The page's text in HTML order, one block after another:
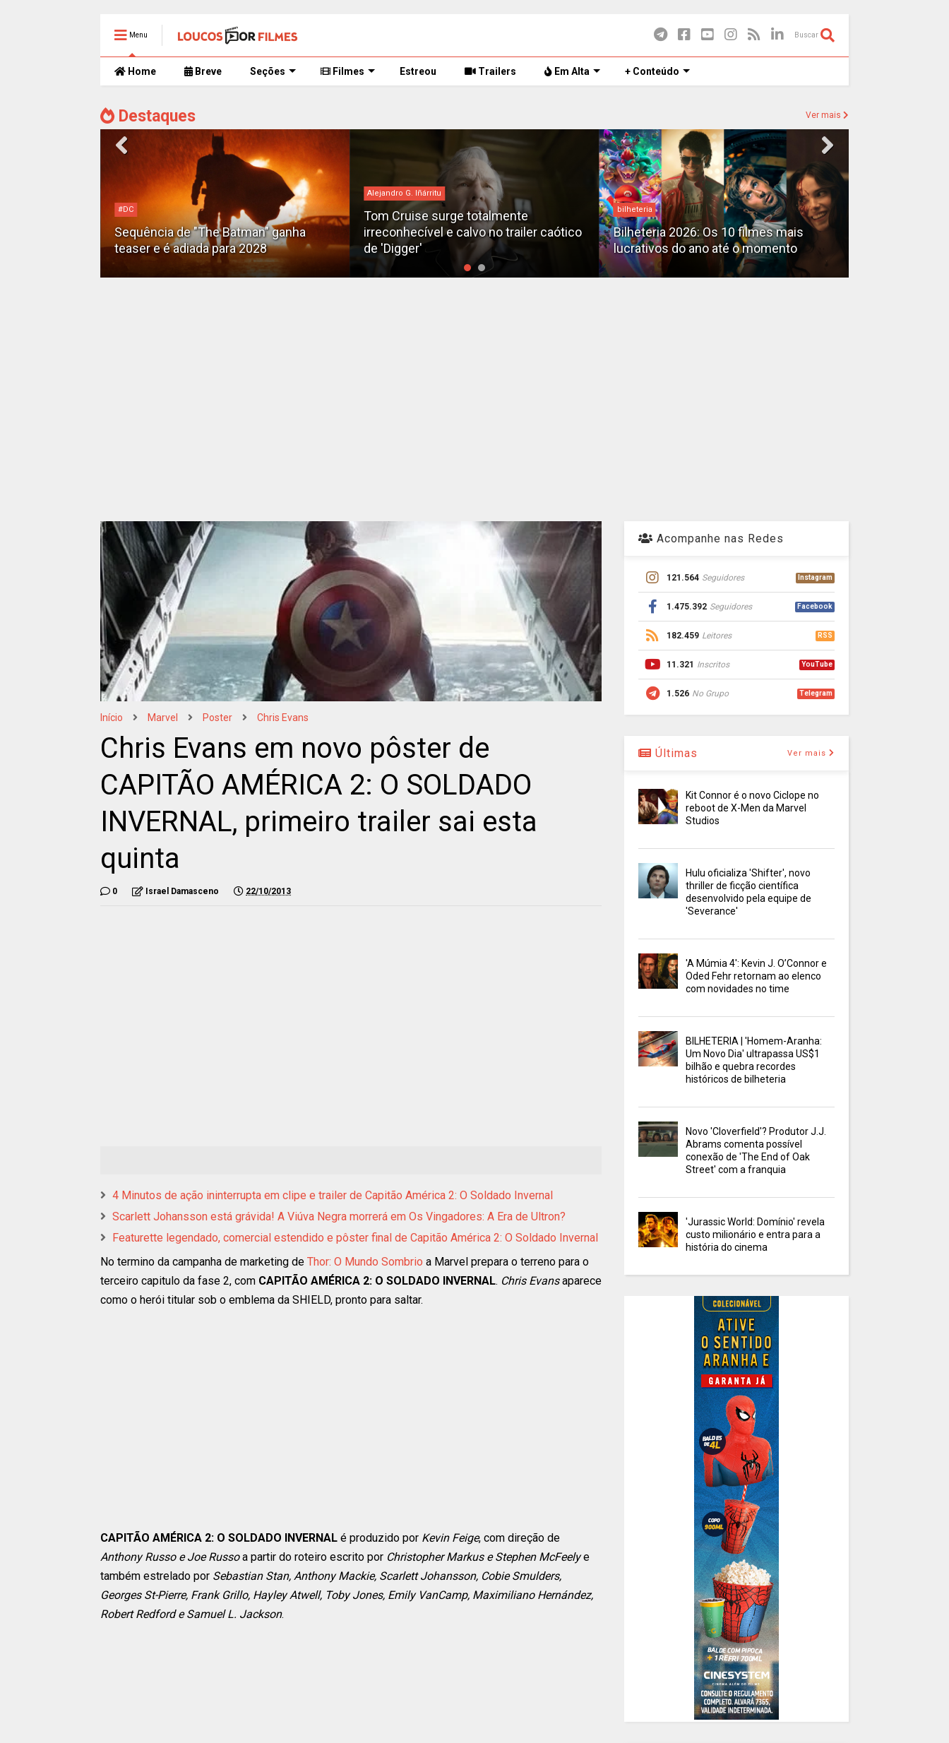
Menu Buscar
Home Breve Seções Filmes Estreou Trailers Em Alta + Conteúdo
Destaques Ver mais
#DC
Sequência de "The Batman" ganha
teaser e é adiada para 2028
Alejandro G. Iñárritu
Tom Cruise surge totalmente
irreconhecível e calvo no trailer caótico
de 'Digger'
bilheteria
Bilheteria 2026: Os 10 filmes mais
lucrativos do ano até o momento
Início Marvel Poster Chris Evans
Chris Evans em novo pôster de
CAPITÃO AMÉRICA 2: O SOLDADO
INVERNAL, primeiro trailer sai esta
quinta
0 Israel Damasceno 22/10/2013
4 Minutos de ação ininterrupta em clipe e trailer de Capitão América 2: O Soldado Invernal
Scarlett Johansson está grávida! A Viúva Negra morrerá em Os Vingadores: A Era de Ultron?
Featurette legendado, comercial estendido e pôster final de Capitão América 2: O Soldado Invernal
No termino da campanha de marketing de Thor: O Mundo Sombrio a Marvel prepara o terreno para o
terceiro capitulo da fase 2, com CAPITÃO AMÉRICA 2: O SOLDADO INVERNAL. Chris Evansaparece
como o herói titular sob o emblema da SHIELD, pronto para saltar.
CAPITÃO AMÉRICA 2: O SOLDADO INVERNAL é produzido por Kevin Feige, com direção de
Anthony Russo e Joe Russoa partir do roteiro escrito por Christopher Markus e Stephen McFeelye
também estrelado por Sebastian Stan, Anthony Mackie, Scarlett Johansson, Cobie Smulders,
Georges St-Pierre, Frank Grillo, Hayley Atwell, Toby Jones, Emily VanCamp, Maximiliano Hernández,
Robert Redford e Samuel L. Jackson.
Acompanhe nas Redes
121.564 Seguidores Instagram
1.475.392 Seguidores Facebook
182.459 Leitores RSS
11.321 Inscritos YouTube
1.526 No Grupo Telegram
Últimas Ver mais
Kit Connor é o novo Ciclope no
reboot de X-Men da Marvel
Studios
Hulu oficializa 'Shifter', novo
thriller de ficção científica
desenvolvido pela equipe de
'Severance'
'A Múmia 4': Kevin J. O’Connor e
Oded Fehr retornam ao elenco
com novidades no time
BILHETERIA | 'Homem-Aranha:
Um Novo Dia' ultrapassa US$1
bilhão e quebra recordes
históricos de bilheteria
Novo 'Cloverfield'? Produtor J.J.
Abrams comenta possível
conexão de 'The End of Oak
Street' com a franquia
'Jurassic World: Domínio' revela
custo milionário e entra para a
história do cinema